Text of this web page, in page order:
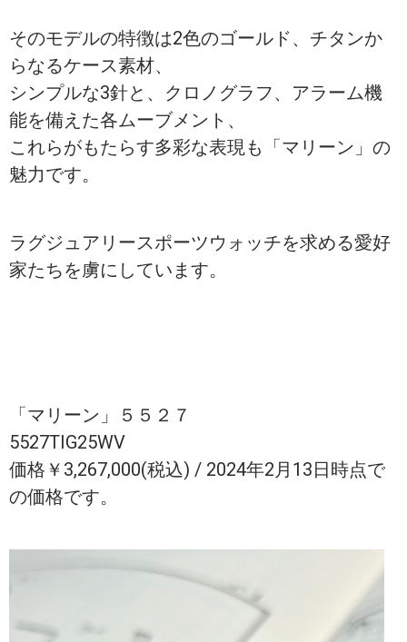
そのモデルの特徴は2色のゴールド、チタンか
らなるケース素材、
シンプルな3針と、クロノグラフ、アラーム機
能を備えた各ムーブメント、
これらがもたらす多彩な表現も「マリーン」の
魅力です。
ラグジュアリースポーツウォッチを求める愛好
家たちを虜にしています。
「マリーン」５５２７
5527TIG25WV
価格￥3,267,000(税込) / 2024年2月13日時点で
の価格です。